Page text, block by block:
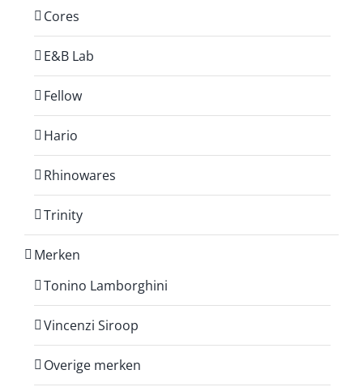
Cores
E&B Lab
Fellow
Hario
Rhinowares
Trinity
Merken
Tonino Lamborghini
Vincenzi Siroop
Overige merken